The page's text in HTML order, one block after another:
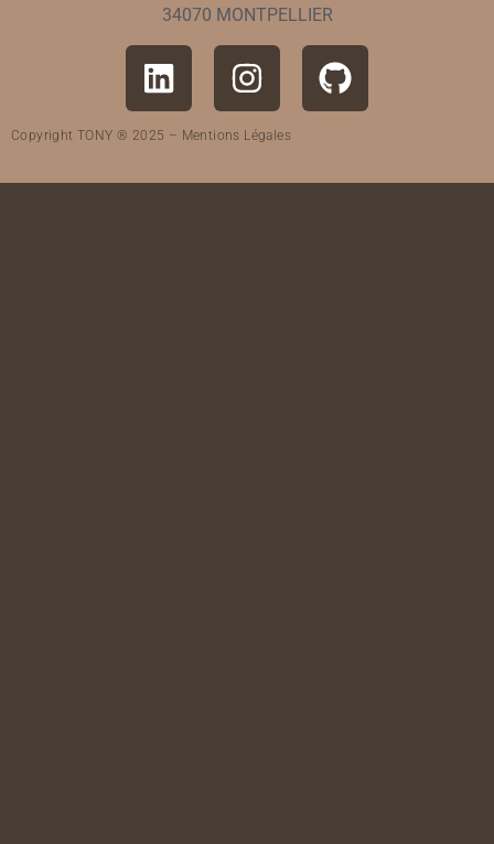
34070 MONTPELLIER
Copyright TONY ® 2025 – Mentions Légales